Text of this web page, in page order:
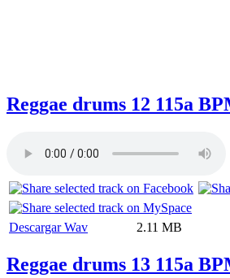
Reggae drums 12 115a
Descargar Wav 2.11 MB
Reggae drums 13 115a